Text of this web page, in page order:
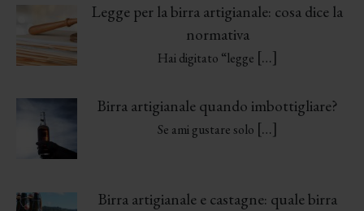
Legge per la birra artigianale: cosa dice la
normativa
Hai digitato “legge […]
Birra artigianale quando imbottigliare?
Se ami gustare solo […]
Birra artigianale e castagne: quale birra